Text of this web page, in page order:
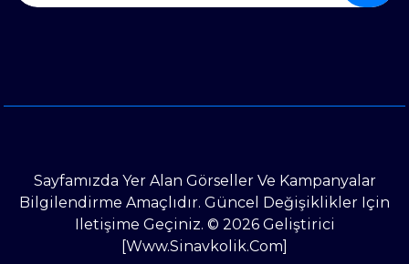
Sayfamızda Yer Alan Görseller Ve Kampanyalar
Bilgilendirme Amaçlıdır. Güncel Değişiklikler Için
Iletişime Geçiniz. © 2026 Geliştirici
[www.sinavkolik.com]